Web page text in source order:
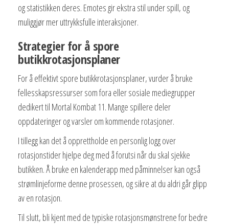
og statistikken deres. Emotes gir ekstra stil under spill, og
muliggjør mer uttrykksfulle interaksjoner.
Strategier for å spore
butikkrotasjonsplaner
For å effektivt spore butikkrotasjonsplaner, vurder å bruke
fellesskapsressurser som fora eller sosiale mediegrupper
dedikert til Mortal Kombat 11. Mange spillere deler
oppdateringer og varsler om kommende rotasjoner.
I tillegg kan det å opprettholde en personlig logg over
rotasjonstider hjelpe deg med å forutsi når du skal sjekke
butikken. Å bruke en kalenderapp med påminnelser kan også
strømlinjeforme denne prosessen, og sikre at du aldri går glipp
av en rotasjon.
Til slutt, bli kjent med de typiske rotasjonsmønstrene for bedre